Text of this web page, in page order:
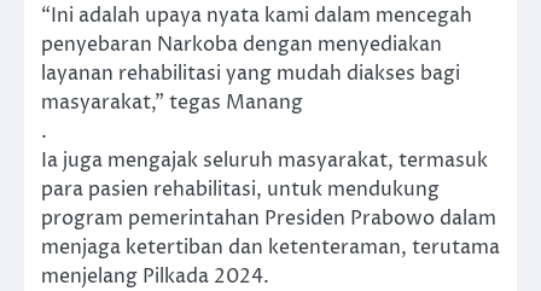
“Ini adalah upaya nyata kami dalam mencegah
penyebaran Narkoba dengan menyediakan
layanan rehabilitasi yang mudah diakses bagi
masyarakat,” tegas Manang
.
Ia juga mengajak seluruh masyarakat, termasuk
para pasien rehabilitasi, untuk mendukung
program pemerintahan Presiden Prabowo dalam
menjaga ketertiban dan ketenteraman, terutama
menjelang Pilkada 2024.